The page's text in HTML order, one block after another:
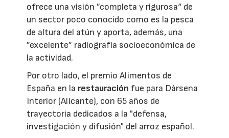
ofrece una visión ”completa y rigurosa“ de
un sector poco conocido como es la pesca
de altura del atún y aporta, además, una
”excelente” radiografía socioeconómica de
la actividad.
Por otro lado, el premio Alimentos de
España en la restauración fue para Dársena
Interior (Alicante), con 65 años de
trayectoria dedicados a la "defensa,
investigación y difusión" del arroz español.